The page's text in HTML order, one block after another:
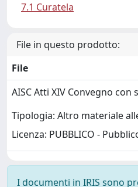
7.1 Curatela
File in questo prodotto:
File
AISC Atti XIV Convegno
Tipologia: Altro materiale
Licenza: PUBBLICO -
I documenti in IRIS sono